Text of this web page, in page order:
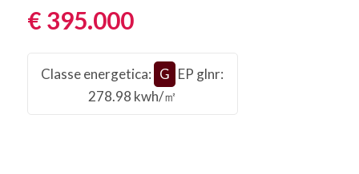
€ 395.000
Classe energetica: G EP glnr:
278.98 kwh/㎡